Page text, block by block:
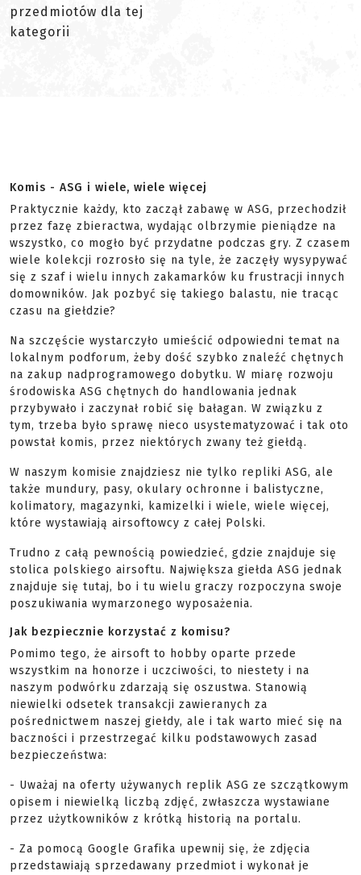
przedmiotów dla tej
kategorii
Komis - ASG i wiele, wiele więcej
Praktycznie każdy, kto zaczął zabawę w ASG, przechodził
przez fazę zbieractwa, wydając olbrzymie pieniądze na
wszystko, co mogło być przydatne podczas gry. Z czasem
wiele kolekcji rozrosło się na tyle, że zaczęły wysypywać
się z szaf i wielu innych zakamarków ku frustracji innych
domowników. Jak pozbyć się takiego balastu, nie tracąc
czasu na giełdzie?
Na szczęście wystarczyło umieścić odpowiedni temat na
lokalnym podforum, żeby dość szybko znaleźć chętnych
na zakup nadprogramowego dobytku. W miarę rozwoju
środowiska ASG chętnych do handlowania jednak
przybywało i zaczynał robić się bałagan. W związku z
tym, trzeba było sprawę nieco usystematyzować i tak oto
powstał komis, przez niektórych zwany też giełdą.
W naszym komisie znajdziesz nie tylko repliki ASG, ale
także mundury, pasy, okulary ochronne i balistyczne,
kolimatory, magazynki, kamizelki i wiele, wiele więcej,
które wystawiają airsoftowcy z całej Polski.
Trudno z całą pewnością powiedzieć, gdzie znajduje się
stolica polskiego airsoftu. Największa giełda ASG jednak
znajduje się tutaj, bo i tu wielu graczy rozpoczyna swoje
poszukiwania wymarzonego wyposażenia.
Jak bezpiecznie korzystać z komisu?
Pomimo tego, że airsoft to hobby oparte przede
wszystkim na honorze i uczciwości, to niestety i na
naszym podwórku zdarzają się oszustwa. Stanowią
niewielki odsetek transakcji zawieranych za
pośrednictwem naszej giełdy, ale i tak warto mieć się na
baczności i przestrzegać kilku podstawowych zasad
bezpieczeństwa:
- Uważaj na oferty używanych replik ASG ze szczątkowym
opisem i niewielką liczbą zdjęć, zwłaszcza wystawiane
przez użytkowników z krótką historią na portalu.
- Za pomocą Google Grafika upewnij się, że zdjęcia
przedstawiają sprzedawany przedmiot i wykonał je